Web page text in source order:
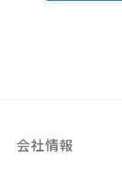
会社情報